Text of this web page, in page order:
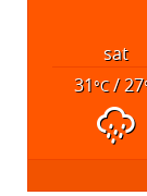
sat
31°C/ 27